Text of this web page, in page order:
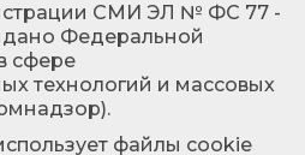
СМИ ЭЛ № ФС 77 -
Федеральной
сфере
технологий и массовых
файлы cookie